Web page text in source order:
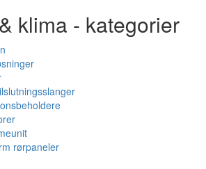
klima - kategorier
rørpaneler